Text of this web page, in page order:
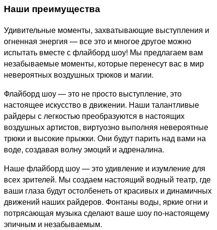
Наши преимущества
Удивительные моменты, захватывающие выступления и
огненная энергия — все это и многое другое можно
испытать вместе с флайборд шоу! Мы предлагаем вам
незабываемые моменты, которые перенесут вас в мир
невероятных воздушных трюков и магии.
Флайборд шоу — это не просто выступление, это
настоящее искусство в движении. Наши талантливые
райдеры с легкостью преобразуются в настоящих
воздушных артистов, виртуозно выполняя невероятные
трюки и высокие прыжки. Они будут парить над вами на
воде, создавая волну эмоций и адреналина.
Наше флайборд шоу — это удивление и изумление для
всех зрителей. Мы создаем настоящий водный театр, где
ваши глаза будут остолбенеть от красивых и динамичных
движений наших райдеров. Фонтаны воды, яркие огни и
потрясающая музыка сделают ваше шоу по-настоящему
эпичным и незабываемым.